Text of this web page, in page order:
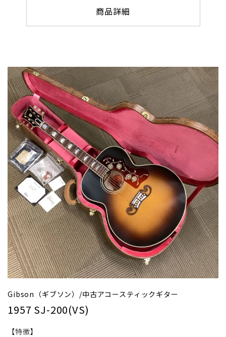
商品詳細
Gibson（ギブソン）/中古アコースティックギター
1957 SJ-200(VS)
【特徴】